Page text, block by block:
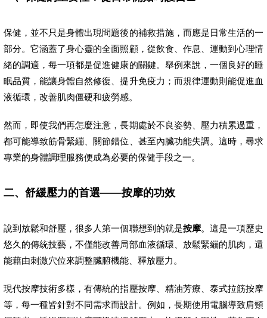
保健，並不只是身體出現問題後的補救措施，而應是日常生活的一
部分。它涵蓋了身心靈的全面照顧，從飲食、作息、運動到心理情
緒的調適，每一項都是促進健康的關鍵。舉例來說，一個良好的睡
眠品質，能讓身體自然修復、提升免疫力；而規律運動則能促進血
液循環，改善肌肉僵硬和疲勞感。
然而，即使我們再怎麼注意，長期處於不良姿勢、壓力積累過重，
都可能導致筋骨緊繃、關節錯位、甚至內臟功能失調。這時，尋求
專業的身體調理服務便成為必要的保健手段之一。
二、舒緩壓力的首選——按摩的功效
說到放鬆和舒壓，很多人第一個聯想到的就是按摩。這是一項歷史
悠久的傳統技藝，不僅能改善局部血液循環、放鬆緊繃的肌肉，還
能藉由刺激穴位來調整臟腑機能、釋放壓力。
現代按摩技術多樣，有傳統的指壓按摩、精油芳療、泰式拉筋按摩
等，每一種皆針對不同需求而設計。例如，長期使用電腦導致肩頸